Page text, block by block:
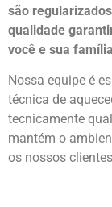
são
qualidade
você e sua família
Nossa equipe é
técnica de
tecnicamente
mantém o
os nossos